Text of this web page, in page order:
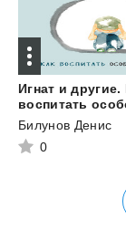
Игнат и другие.
Билунов Денис
0